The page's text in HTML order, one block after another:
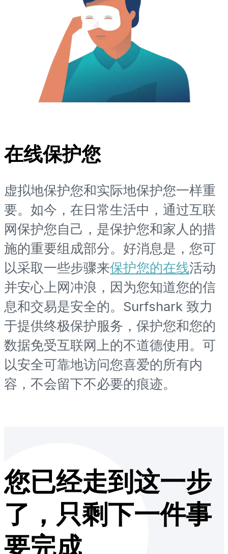
在线保护您
虚拟地保护您和实际地保护您一样重
要。如今，在日常生活中，通过互联
网保护您自己，是保护您和家人的措
施的重要组成部分。好消息是，您可
以采取一些步骤来保护您的在线活动
并安心上网冲浪，因为您知道您的信
息和交易是安全的。Surfshark 致力
于提供终极保护服务，保护您和您的
数据免受互联网上的不道德使用。可
以安全可靠地访问您喜爱的所有内
容，不会留下不必要的痕迹。
您已经走到这一步
了，只剩下一件事
要完成